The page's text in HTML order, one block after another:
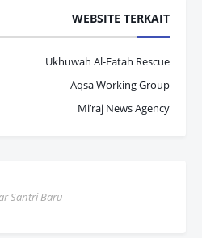
WEBSITE TERKAIT
Ukhuwah Al-Fatah Rescue
Aqsa Working Group
Mi’raj News Agency
Santri Baru